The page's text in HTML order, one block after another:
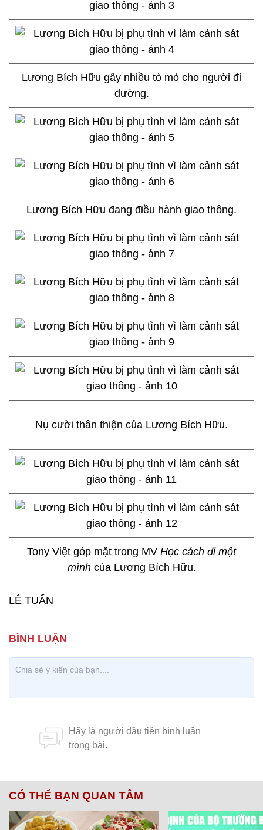
Lương Bích Hữu gây nhiều tò mò cho người đi
đường.
Lương Bích Hữu đang điều hành giao thông.
Nụ cười thân thiện của Lương Bích Hữu.
Tony Việt góp mặt trong MV Học cách đi một
mìnhcủa Lương Bích Hữu.
LÊ TUẤN
CÓ THỂ BẠN QUAN TÂM